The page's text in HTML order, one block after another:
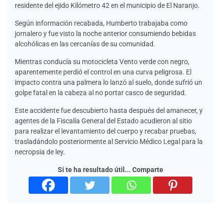
residente del ejido Kilómetro 42 en el municipio de El Naranjo.
Según información recabada, Humberto trabajaba como
jornalero y fue visto la noche anterior consumiendo bebidas
alcohólicas en las cercanías de su comunidad.
Mientras conducía su motocicleta Vento verde con negro,
aparentemente perdió el control en una curva peligrosa. El
impacto contra una palmera lo lanzó al suelo, donde sufrió un
golpe fatal en la cabeza al no portar casco de seguridad.
Este accidente fue descubierto hasta después del amanecer, y
agentes de la Fiscalía General del Estado acudieron al sitio
para realizar el levantamiento del cuerpo y recabar pruebas,
trasladándolo posteriormente al Servicio Médico Legal para la
necropsia de ley.
Si te ha resultado útil... Comparte